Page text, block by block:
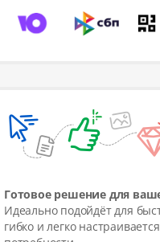
Готовое решение для
Идеально подойдёт для
гибко и легко